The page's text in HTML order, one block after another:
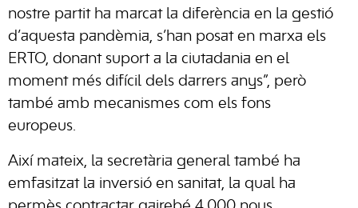
nostre partit ha marcat la diferència en la gestió
d’aquesta pandèmia, s’han posat en marxa els
ERTO, donant suport a la ciutadania en el
moment més difícil dels darrers anys”, però
també amb mecanismes com els fons
europeus.
Així mateix, la secretària general també ha
emfasitzat la inversió en sanitat, la qual ha